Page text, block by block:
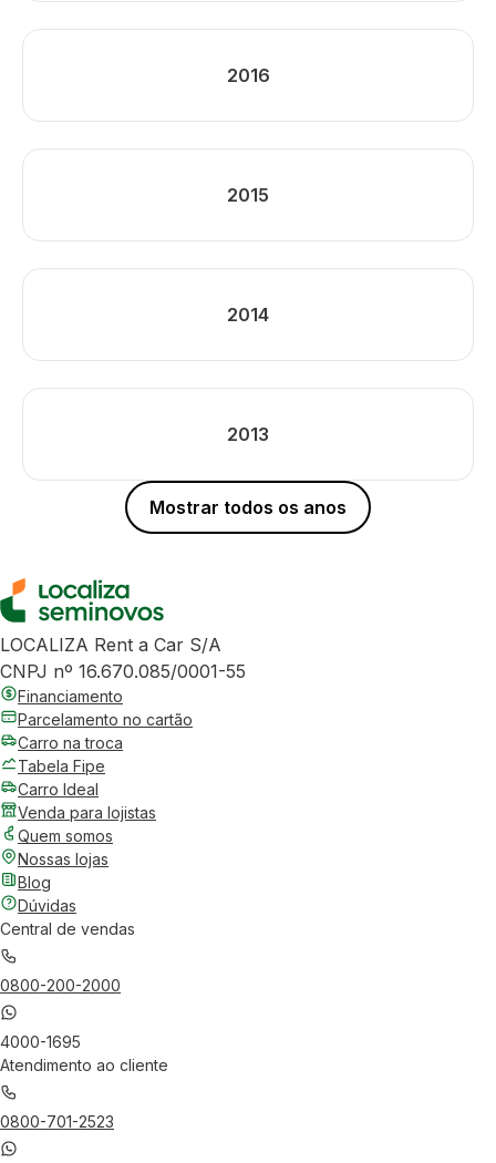
2016
2015
2014
2013
Mostrar todos os anos
LOCALIZA Rent a Car S/A
CNPJ nº 16.670.085/0001-55
Financiamento
Parcelamento no cartão
Carro na troca
Tabela Fipe
Carro Ideal
Venda para lojistas
Quem somos
Nossas lojas
Blog
Dúvidas
Central de vendas
0800-200-2000
4000-1695
Atendimento ao cliente
0800-701-2523